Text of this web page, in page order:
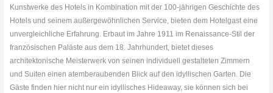
Kunstwerke des Hotels in Kombination mit der 100-jährigen Geschichte des
Hotels und seinem außergewöhnlichen Service, bieten dem Hotelgast eine
unvergleichliche Erfahrung. Erbaut im Jahre 1911 im Renaissance-Stil der
französischen Paläste aus dem 18. Jahrhundert, bietet dieses
architektonische Meisterwerk von seinen individuell gestalteten Zimmern
und Suiten einen atemberaubenden Blick auf den idyllischen Garten. Die
Gäste finden hier nicht nur ein idyllisches Hideaway, sie können sich bei